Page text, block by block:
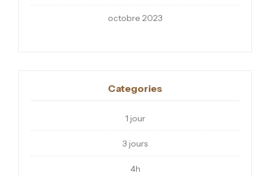
octobre 2023
Categories
1 jour
3 jours
4h